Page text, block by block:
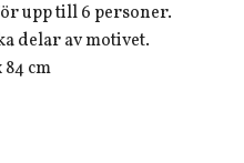
upp till 6 personer.
delar av motivet.
84 cm